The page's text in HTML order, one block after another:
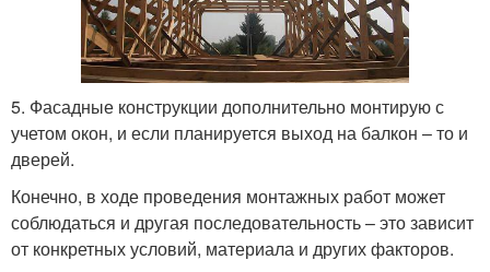
5. Фасадные конструкции дополнительно монтирую с
учетом окон, и если планируется выход на балкон – то и
дверей.
Конечно, в ходе проведения монтажных работ может
соблюдаться и другая последовательность – это зависит
от конкретных условий, материала и других факторов.